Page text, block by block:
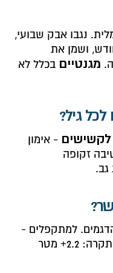
נגבו אבק שבועי,
ושמן את
מגנטיים בכלל לא
גיל?
- אימון
זקופה
הדגמים. למתקפלים -
0.4 × 0.4 מטר במצב אחסון. גובה תקרה: 2.2+ מטר